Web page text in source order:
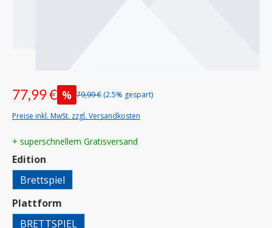
77,99 € % 79,99 € (2.5% gespart)
Preise inkl. MwSt. zzgl. Versandkosten
+ superschnellem Gratisversand
Edition
Brettspiel
Plattform
BRETTSPIEL